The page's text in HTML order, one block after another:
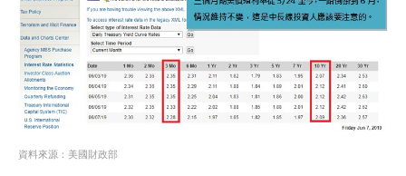
資料來源：美國財政部